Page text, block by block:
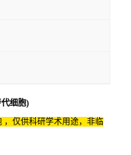
细胞)
，仅供科研学术用途，非临